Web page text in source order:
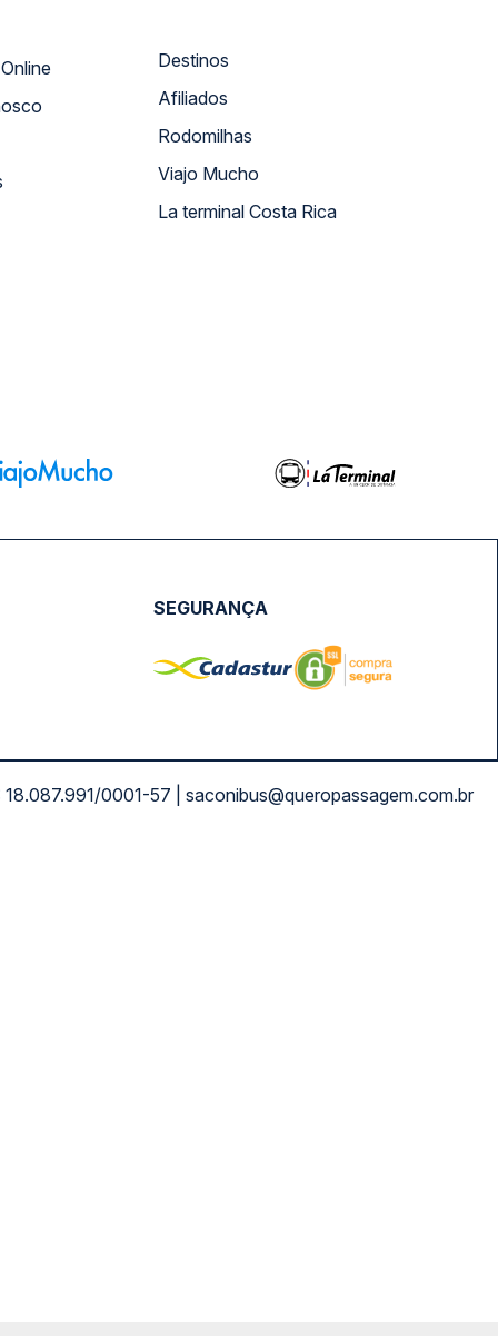
Atendimento Online
Destinos
Afiliados
Rodomilhas
Viajo Mucho
La terminal Costa Rica
SEGURANÇA
0001-57 | saconibus@queropassagem.com.br